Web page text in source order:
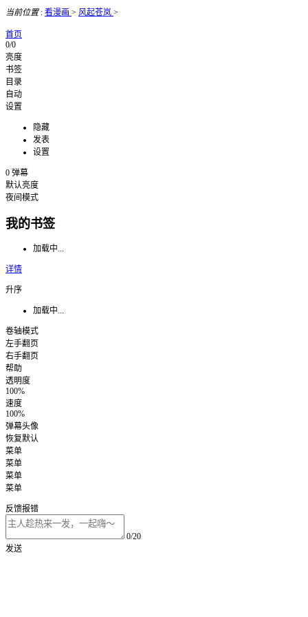
当前位置: 看漫画 > 风起苍岚 >
首页
0/0
亮度
书签
目录
自动
设置
隐藏
发表
设置
0 弹幕
默认亮度
夜间模式
我的书签
加载中...
详情
升序
加载中...
卷轴模式
左手翻页
右手翻页
帮助
透明度
100%
速度
100%
弹幕头像
恢复默认
菜单
菜单
菜单
菜单
反馈报错
0/20
发送